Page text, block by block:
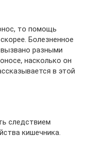
то помощь
Болезненное
разными
насколько он
в этой
следствием
кишечника.